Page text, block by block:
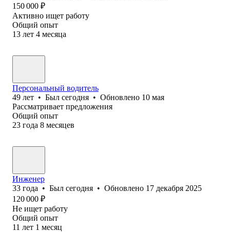
150 000 ₽
Активно ищет работу
Общий опыт
13 лет 4 месяца
Персональный водитель
49 лет • Был сегодня • Обновлено 10 мая
Рассматривает предложения
Общий опыт
23 года 8 месяцев
Инженер
33 года • Был сегодня • Обновлено 17 декабря 2025
120 000 ₽
Не ищет работу
Общий опыт
11 лет 1 месяц